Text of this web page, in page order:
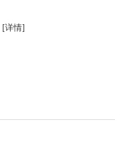
[详情]